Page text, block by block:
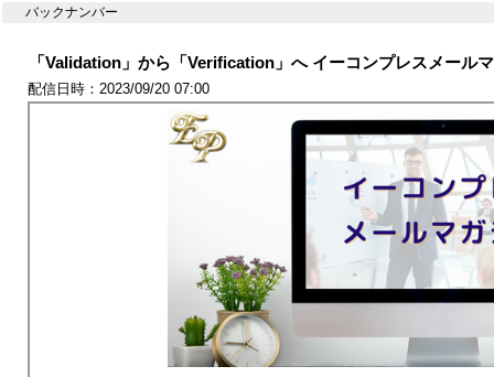
バックナンバー
「Validation」から「Verification」へ イーコンプレスメール
配信日時：2023/09/20 07:00